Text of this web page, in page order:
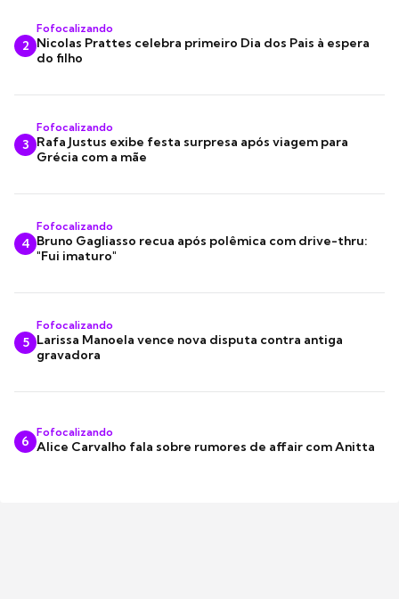
2
Fofocalizando
Nicolas Prattes celebra primeiro Dia dos Pais à espera
do filho
3
Fofocalizando
Rafa Justus exibe festa surpresa após viagem para
Grécia com a mãe
4
Fofocalizando
Bruno Gagliasso recua após polêmica com drive-thru:
"Fui imaturo"
5
Fofocalizando
Larissa Manoela vence nova disputa contra antiga
gravadora
6
Fofocalizando
Alice Carvalho fala sobre rumores de affair com Anitta